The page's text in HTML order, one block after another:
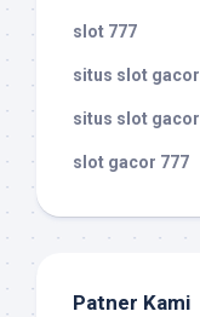
slot 777
situs slot gacor
situs slot gacor
slot gacor 777
Patner Kami